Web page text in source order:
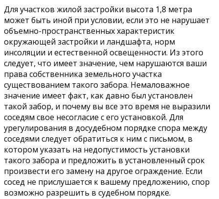
Для участков жилой застройки высота 1,8 метра
может быть иной при условии, если это не нарушает
объемно-пространственных характеристик
окружающей застройки и ландшафта, норм
инсоляции и естественной освещенности. Из этого
следует, что имеет значение, чем нарушаются ваши
права собственника земельного участка
существованием такого забора. Немаловажное
значение имеет факт, как давно был установлен
такой забор, и почему вы все это время не выразили
соседям свое несогласие с его установкой. Для
урегулирования в досудебном порядке спора между
соседями следует обратиться к ним с письмом, в
котором указать на недопустимость установки
такого забора и предложить в установленный срок
произвести его замену на другое ограждение. Если
сосед не прислушается к вашему предложению, спор
возможно разрешить в судебном порядке.